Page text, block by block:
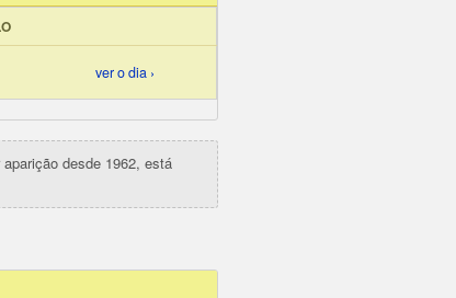
ver o dia ›
desde 1962, está